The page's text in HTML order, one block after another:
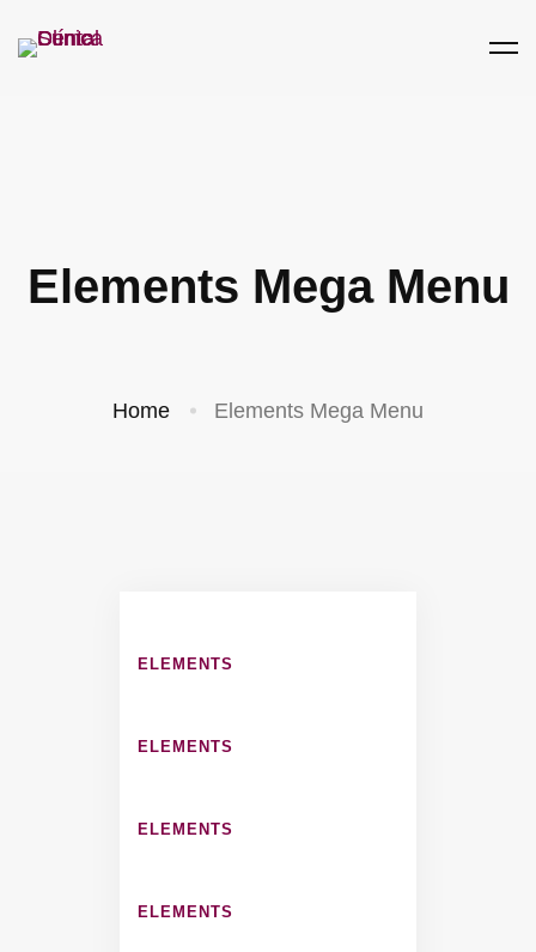
Elements Mega Menu
Home Elements Mega Menu
ELEMENTS
ELEMENTS
ELEMENTS
ELEMENTS